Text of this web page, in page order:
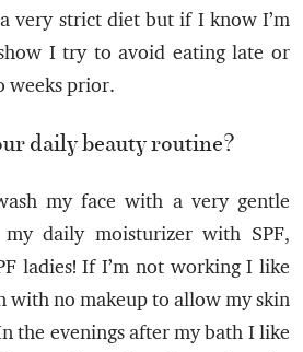
very strict diet but if I know I’m
I try to avoid eating late or
weeks prior.
daily beauty routine?
my face with a very gentle
daily moisturizer with SPF,
ladies! If I’m not working I like
with no makeup to allow my skin
the evenings after my bath I like